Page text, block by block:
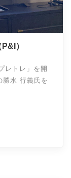
）
レトレ」を開
勝水 行義氏を